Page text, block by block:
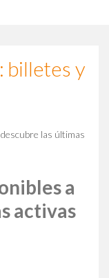
billetes y
las últimas
a
activas